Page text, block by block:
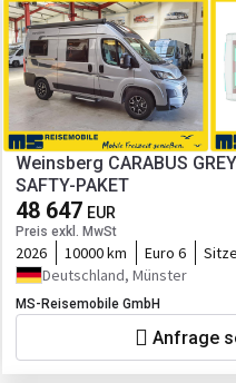
Weinsberg CARABUS
SAFTY-PAKET
48 647 EUR
Preis exkl. MwSt
2026 10000 km Euro 6
Deutschland, Münster
MS-Reisemobile GmbH
Anfrage